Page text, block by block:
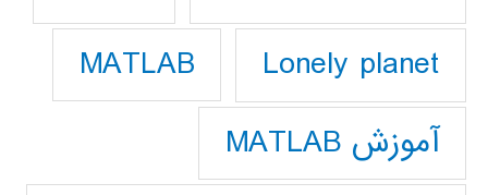
Lonely planet
MATLAB
آموزش MATLAB